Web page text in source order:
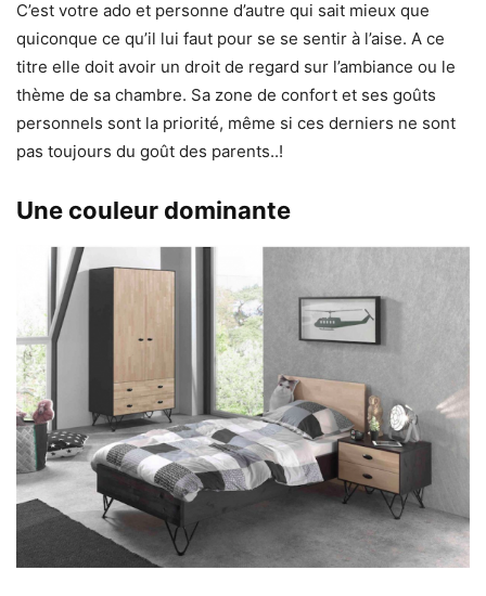
C’est votre ado et personne d’autre qui sait mieux que
quiconque ce qu’il lui faut pour se se sentir à l’aise. A ce
titre elle doit avoir un droit de regard sur l’ambiance ou le
thème de sa chambre. Sa zone de confort et ses goûts
personnels sont la priorité, même si ces derniers ne sont
pas toujours du goût des parents..!
Une couleur dominante